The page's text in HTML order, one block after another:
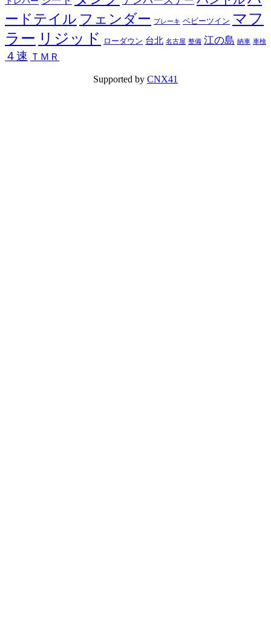
ードテイル フェンダー ブレーキ ベビーツイン マフ
ラー リジッド ローダウン 台北 名古屋 整備 江の島 納車 車検
４速 ＴＭＲ
Supported by CNX41